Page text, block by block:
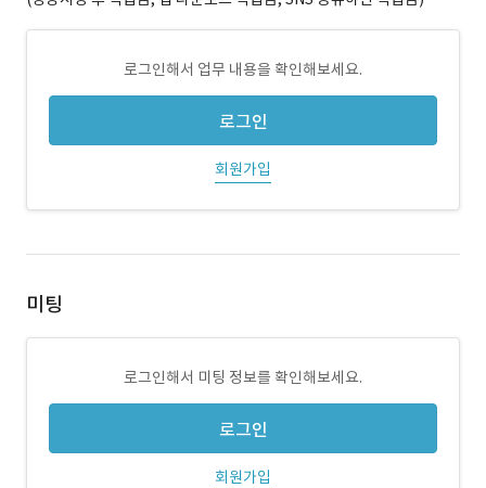
로그인해서 업무 내용을 확인해보세요.
로그인
회원가입
미팅
로그인해서 미팅 정보를 확인해보세요.
로그인
회원가입